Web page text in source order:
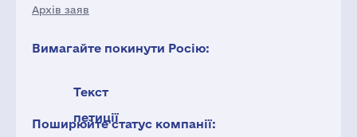
Архів заяв
Вимагайте покинути Росію:
Текст
петиції
Поширюйте статус компанії: